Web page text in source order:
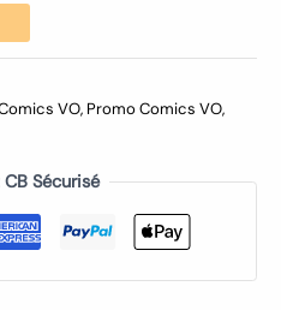
VO, Promo Comics VO,
Sécurisé